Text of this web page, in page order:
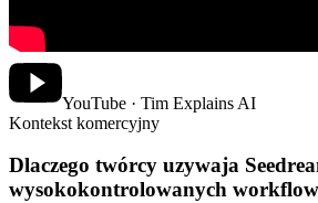
YouTube · Tim Explains AI
Kontekst komercyjny
Dlaczego twórcy uzywaja
wysokokontrolowanych